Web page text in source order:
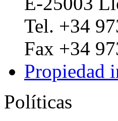
Tel. +34
Fax +34
Propiedad
Políticas